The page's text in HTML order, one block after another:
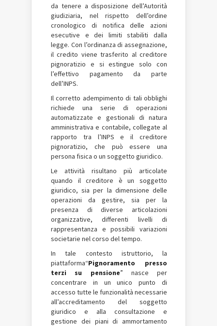
da tenere a disposizione dell’Autorità
giudiziaria, nel rispetto dell’ordine
cronologico di notifica delle azioni
esecutive e dei limiti stabiliti dalla
legge. Con l’ordinanza di assegnazione,
il credito viene trasferito al creditore
pignoratizio e si estingue solo con
l’effettivo pagamento da parte
dell’INPS.
Il corretto adempimento di tali obblighi
richiede una serie di operazioni
automatizzate e gestionali di natura
amministrativa e contabile, collegate al
rapporto tra l’INPS e il creditore
pignoratizio, che può essere una
persona fisica o un soggetto giuridico.
Le attività risultano più articolate
quando il creditore è un soggetto
giuridico, sia per la dimensione delle
operazioni da gestire, sia per la
presenza di diverse articolazioni
organizzative, differenti livelli di
rappresentanza e possibili variazioni
societarie nel corso del tempo.
In tale contesto istruttorio, la
piattaforma“Pignoramento presso
terzi su pensione” nasce per
concentrare in un unico punto di
accesso tutte le funzionalità necessarie
all’accreditamento del soggetto
giuridico e alla consultazione e
gestione dei piani di ammortamento